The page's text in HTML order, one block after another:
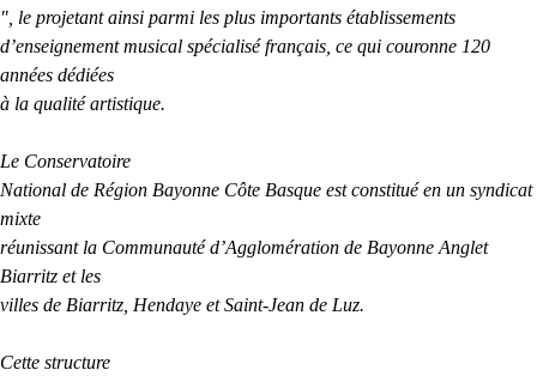
", le projetant ainsi parmi les plus importants établissements
d’enseignement musical spécialisé français, ce qui couronne 120
années dédiées
à la qualité artistique.
Le Conservatoire
National de Région Bayonne Côte Basque est constitué en un syndicat
mixte
réunissant la Communauté d’Agglomération de Bayonne Anglet
Biarritz et les
villes de Biarritz, Hendaye et Saint-Jean de Luz.
Cette structure